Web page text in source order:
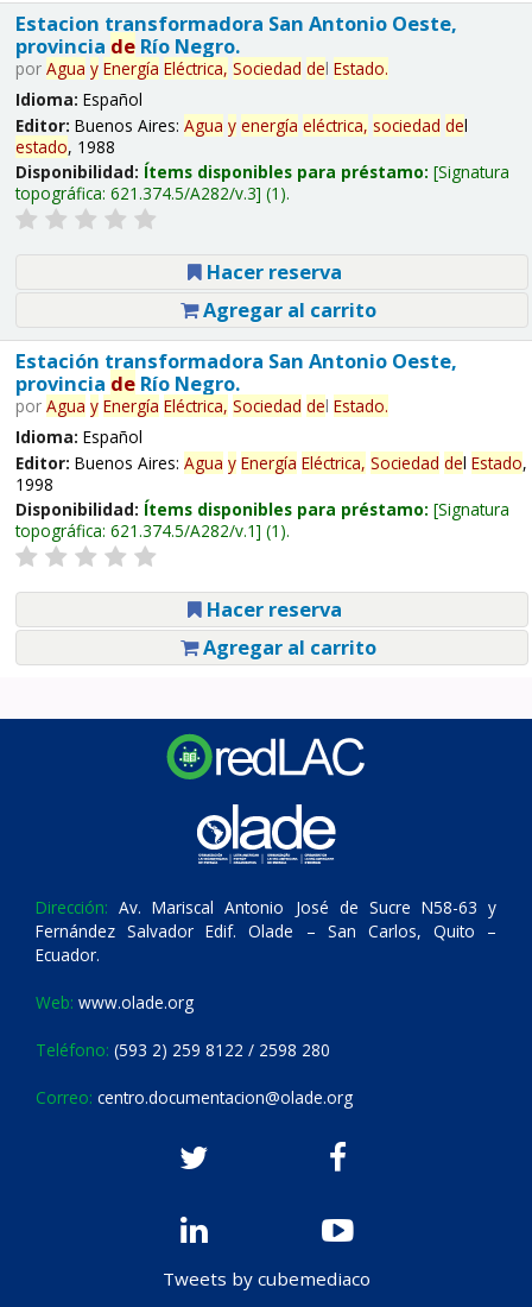
Estacion transformadora San Antonio Oeste,
provincia deRío Negro.
por Agua y Energía Eléctrica, Sociedad del Estado.
Idioma: Español
Editor: Buenos Aires: Agua y energía eléctrica, sociedad del
estado, 1988
Disponibilidad: Ítems disponibles para préstamo: Signatura
topográfica: 621.374.5/A282/v.3 (1).
Hacer reserva
Agregar al carrito
Estación transformadora San Antonio Oeste,
provincia deRío Negro.
por Agua y Energía Eléctrica, Sociedad del Estado.
Idioma: Español
Editor: Buenos Aires: Agua y Energía Eléctrica, Sociedad del Estado,
1998
Disponibilidad: Ítems disponibles para préstamo: Signatura
topográfica: 621.374.5/A282/v.1 (1).
Hacer reserva
Agregar al carrito
Dirección: Av. Mariscal Antonio José de Sucre N58-63 y
Fernández Salvador Edif. Olade – San Carlos, Quito –
Ecuador.
Web: www.olade.org
Teléfono: (593 2) 259 8122 / 2598 280
Correo: centro.documentacion@olade.org
Tweets by cubemediaco